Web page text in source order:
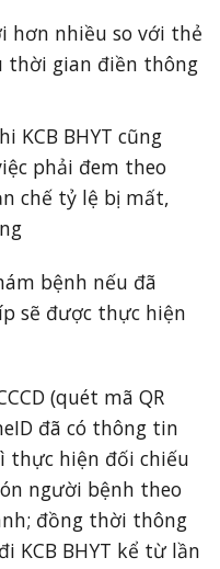
hơn nhiều so với thẻ
thời gian điền thông
KCB BHYT cũng
phải đem theo
chế tỷ lệ bị mất,
bệnh nếu đã
sẽ được thực hiện
(quét mã QR
đã có thông tin
thực hiện đối chiếu
người bệnh theo
đồng thời thông
KCB BHYT kể từ lần